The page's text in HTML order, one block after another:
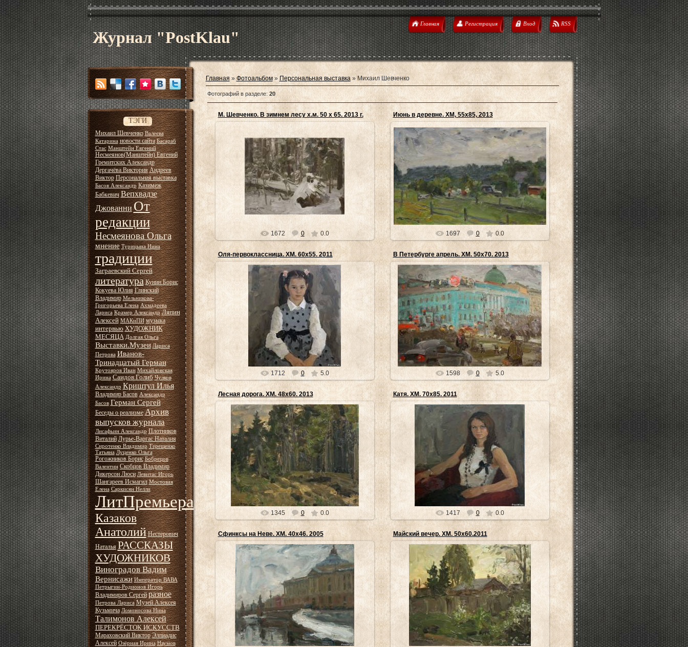
Журнал "PostKlau"
Главная Регистрация Вход RSS
ТЭГИ
Михаил Шевченко Валеева
Катарина новости сайта Басараб
Стас Манштейн Евгений
Несмеянов(Манштейн) Евгений
Гремитских Александр
Дергачёва Виктория Андреев
Виктор Персональная выставка
Басов Александр Казимеж
Бабкевич Вепхвадзе
Джованни От
редакции
Несмеянова Ольга
мнение Турицына Нина
традиции
Заграевский Сергей
литература Кунин Борис
Кокуева Юлия Глинский
Владимир Мельникова-
Григорьева Елена Ахмадеева
Лариса Крамер Александр Ляпин
Алексей МАКиПИ музыка
интервью ХУДОЖНИК
МЕСЯЦА Долгая Ольга
Выставки.Музеи Лариса
Петрова Иванов-
Тринадцатый Герман
Крутояров Иван Михайловская
Ирина Саидов Голиб Чулков
Александр Криштул Илья
Владимир Басов Александр
Басов Герман Сергей
Беседы о реализме Архив
выпусков журнала
Лисафьин Александр Плотников
Виталий Лурье-Варгас Наталия
Сиротенко Владимир Терещенко
Татьяна Луценко Ольга
Рогожников Борис Бобрецов
Валентин Скобцов Владимир
Дикерсон Люси Левитас Игорь
Шангареев Исмагил Мостовая
Елена Саркисян Нелли
ЛитПремьера
Казаков
Анатолий Нестерович
Наталья РАССКАЗЫ
ХУДОЖНИКОВ
Виноградов Вадим
Вернисажи Император ВАВА
Петрыгин-Родионов Игорь
Владимиров Сергей разное
Петрова Лариса Музей Алексея
Кузьмича Ломоносова Нина
Талимонов Алексей
ПЕРЕКРЁСТОК ИСКУССТВ
Мараховский Виктор Элпиадис
Алексей Озёрная Ирина Наумов
Главная » Фотоальбом» Персональная выставка» Михаил Шевченко
Фотографий в разделе: 20
М. Шевченко. В зимнем лесу х.м. 50 х 65. 2013 г.
26.02.2014
Михаила Шевченко(Санкт-Петербург) - ученик
советского живописца Виктора Рейхета, одного из
лучших колористов эпохи. Р...
museyra
1672 0 0.0
Июнь в деревне. ХМ, 55х85, 2013
Живопись Михаила Шевченко(Санкт-Петербург) -
продолжение традиций т.н. "ленинградской школы
живописи"
museyra
1697 0 0.0
Оля-первоклассница. ХМ. 60х55. 2011
23.04.2014
Живопись Михаила Шевченко(Санкт-Петербург) -
продолжение традиций т.н. "ленинградской школы
живописи"
museyra
1712 0 5.0
В Петербурге апрель. ХМ. 50х70. 2013
23.04.2014
Михаил Шевченко(Санкт-Петербург) - ученик
советского живописца Виктора Рейхета, одного из
лучших колористов эпохи. Ра...
museyra
1598 0 5.0
Лесная дорога. ХМ. 48х60. 2013
23.04.2014
Михаила Шевченко(Санкт-Петербург) - ученик
советского живописца Виктора Рейхета, одного из
лучших колористов эпохи. Р...
museyra
1345 0 0.0
Катя. ХМ. 70х85. 2011
23.04.2014
МИХАИЛ ШЕВЧЕНКО Окончил Российскую Академию
художеств (Санкт-Петербургский государственный
институт живописи, скульпт...
museyra
1417 0 0.0
Сфинксы на Неве. ХМ. 40х46. 2005
23.04.2014
Картины Михаила Шевченко неброски и потому
непривлекательны для неискушенного зрителя. Для
того, чтобы понять и "умет...
museyra
Майский вечер. ХМ. 50х60.2011
23.04.2014
Михаил Сергеевич Шевченко родился в 1963 году в
селе Веселое Красногвардейского района
Белгородской области, служил в...
museyra